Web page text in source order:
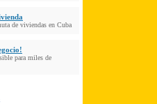
de viviendas en Cuba
para miles de